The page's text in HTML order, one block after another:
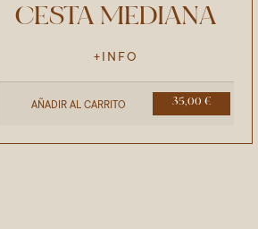
CESTA MEDIANA
+INFO
AÑADIR AL CARRITO 35,00 €